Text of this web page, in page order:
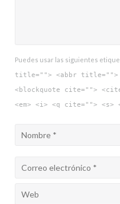
Puedes usar las siguientes
title=""> <abbr title="">
<blockquote cite="">
<em> <i> <q cite=""> <s>